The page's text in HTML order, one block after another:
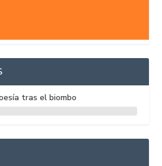
tras el biombo